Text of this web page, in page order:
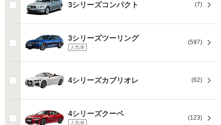
3シリーズコンパクト (7)
3シリーズツーリング
人気車
(597)
4シリーズカブリオレ (62)
4シリーズクーペ
人気車
(123)